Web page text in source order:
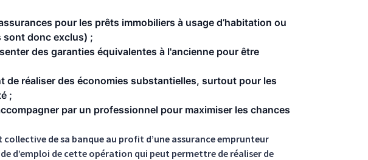
pour les prêts immobiliers à usage d’habitation ou
donc exclus) ;
des garanties équivalentes à l'ancienne pour être
de réaliser des économies substantielles, surtout pour les
;
par un professionnel pour maximiser les chances
collective de sa banque au profit d’une assurance emprunteur
d’emploi de cette opération qui peut permettre de réaliser de